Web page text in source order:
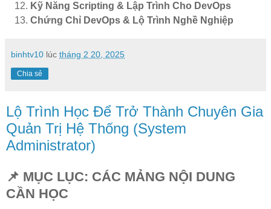
Kỹ Năng Scripting & Lập Trình Cho DevOps
Chứng Chỉ DevOps & Lộ Trình Nghề Nghiệp
binhtv10 lúc tháng 2 20, 2025
Chia sẻ
Lộ Trình Học Để Trở Thành Chuyên Gia
Quản Trị Hệ Thống (System
Administrator)
📌 MỤC LỤC: CÁC MẢNG NỘI DUNG
CẦN HỌC